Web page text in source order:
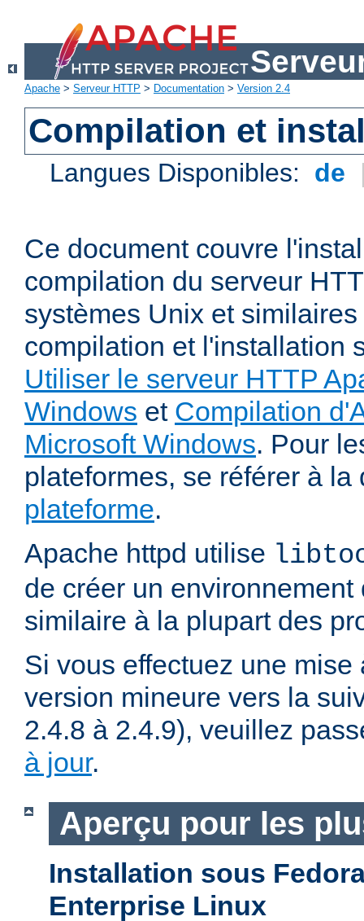
Apache > Serveur HTTP > Documentation > Version 2.4
Compilation et
Langues Disponibles: de
Ce document couvre
compilation du serveur
systèmes Unix et
compilation et l'installation
Utiliser le serveur HTTP
Windows et Compilation
Microsoft Windows. Pour
plateformes, se référer à
plateforme.
Apache httpd utilise
de créer un environnement
similaire à la plupart des
Si vous effectuez une
version mineure vers la
2.4.8 à 2.4.9), veuillez
à jour.
Aperçu pour les
Installation sous
Enterprise Linux